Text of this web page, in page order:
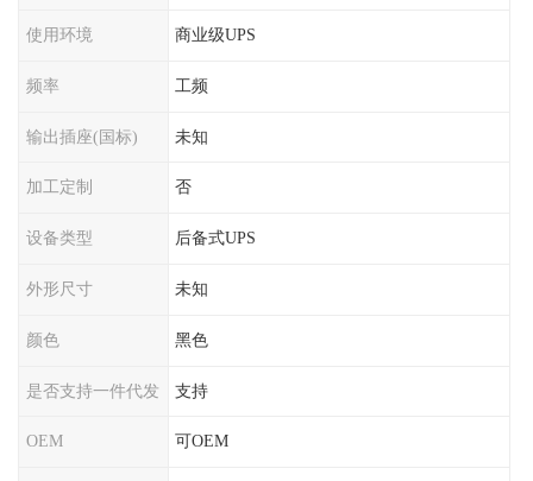
使用环境 商业级UPS
频率 工频
输出插座(国标) 未知
加工定制 否
设备类型 后备式UPS
外形尺寸 未知
颜色 黑色
是否支持一件代发 支持
OEM 可OEM